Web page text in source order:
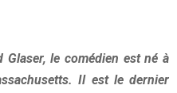
le comédien est né à
Il est le dernier